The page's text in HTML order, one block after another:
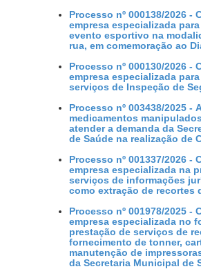
Processo nº 000138/2026 -
empresa especializada
evento esportivo na
rua, em comemoração ao
Processo nº 000130/2026 -
empresa especializada
serviços de Inspeção de
Processo nº 003438/2025 -
medicamentos
atender a demanda da
de Saúde na realização de
Processo nº 001337/2026 -
empresa especializada na
serviços de informações
como extração de recortes
Processo nº 001978/2025 -
empresa especializada no
prestação de serviços de
fornecimento de tonner,
manutenção de
da Secretaria Municipal de